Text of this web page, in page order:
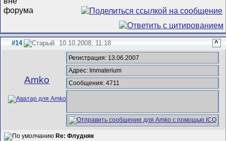
#14 10.10.2008, 11:18 ^
Amko
Регистрация: 13.06.2007
Адрес: Immaterium
Сообщения: 4711
Re: Флудняк